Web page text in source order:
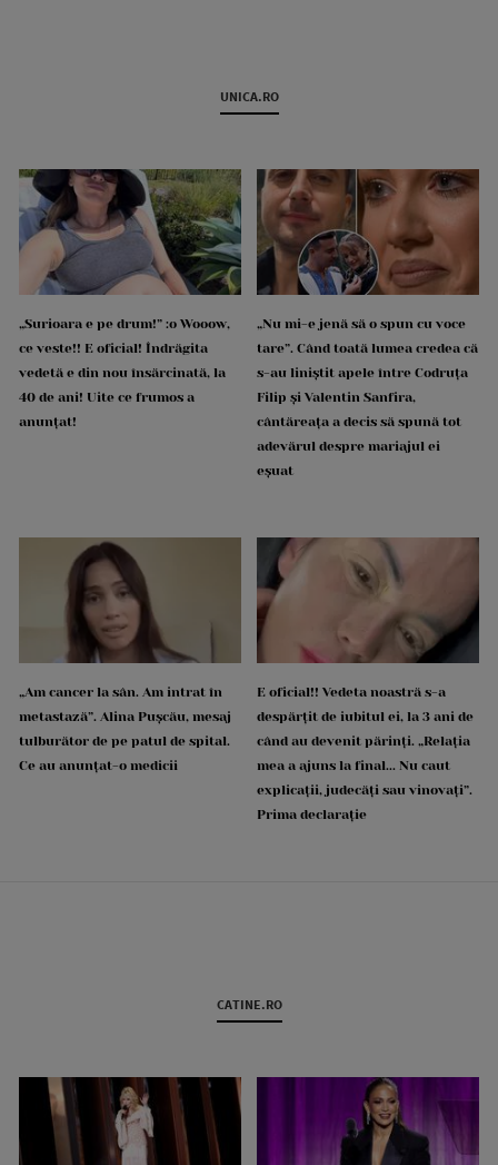
UNICA.RO
„Surioara e pe drum!” :o Wooow,
ce veste!! E oficial! Îndrăgita
vedetă e din nou însărcinată, la
40 de ani! Uite ce frumos a
anunțat!
„Nu mi-e jenă să o spun cu voce
tare”. Când toată lumea credea că
s-au liniștit apele între Codruța
Filip și Valentin Sanfira,
cântăreața a decis să spună tot
adevărul despre mariajul ei
eșuat
„Am cancer la sân. Am intrat în
metastază”. Alina Pușcău, mesaj
tulburător de pe patul de spital.
Ce au anunțat-o medicii
E oficial!! Vedeta noastră s-a
despărțit de iubitul ei, la 3 ani de
când au devenit părinți. „Relația
mea a ajuns la final... Nu caut
explicații, judecăți sau vinovați”.
Prima declarație
CATINE.RO